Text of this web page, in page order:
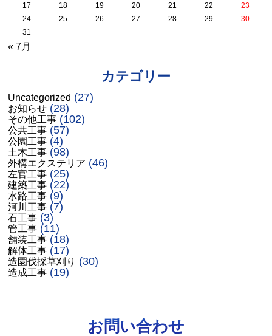
17
18 19 20 21 22
23
24
25 26 27 28 29
30
31
« 7月
カテゴリー
Uncategorized (27)
お知らせ (28)
その他工事 (102)
公共工事 (57)
公園工事 (4)
土木工事 (98)
外構エクステリア (46)
左官工事 (25)
建築工事 (22)
水路工事 (9)
河川工事 (7)
石工事 (3)
管工事 (11)
舗装工事 (18)
解体工事 (17)
造園伐採草刈り (30)
造成工事 (19)
お問い合わせ